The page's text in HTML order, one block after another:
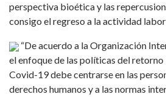
perspectiva bioética y las
consigo el regreso a la actividad
“De acuerdo a la Organización
el enfoque de las políticas del
Covid-19 debe centrarse en las
derechos humanos y a las normas